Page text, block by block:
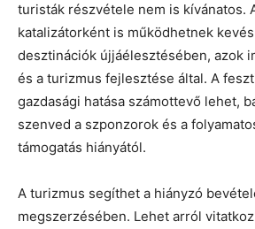
turisták részvétele nem is kívánatos.
katalizátorként is működhetnek
desztinációk újjáélesztésében, azok
és a turizmus fejlesztése által. A
gazdasági hatása számottevő lehet,
szenved a szponzorok és a
támogatás hiányától.
A turizmus segíthet a hiányzó
megszerzésében. Lehet arról